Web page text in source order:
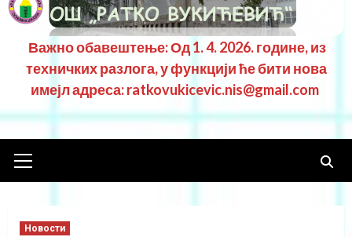
Важно обавештење: Од 1. 4. 2026. године, из
техничких разлога, у функцији ће бити нова
имејл адреса: ratkovukicevic.nis@gmail.com
Новости